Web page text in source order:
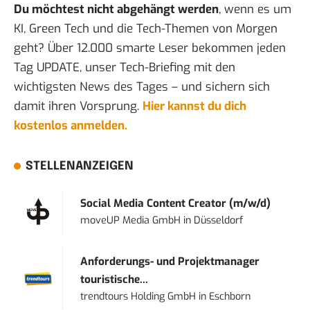
Du möchtest nicht abgehängt werden, wenn es um
KI, Green Tech und die Tech-Themen von Morgen
geht? Über 12.000 smarte Leser bekommen jeden
Tag UPDATE, unser Tech-Briefing mit den
wichtigsten News des Tages – und sichern sich
damit ihren Vorsprung. Hier kannst du dich
kostenlos anmelden.
STELLENANZEIGEN
Social Media Content Creator (m/w/d)
moveUP Media GmbH in Düsseldorf
Anforderungs- und Projektmanager
touristische...
trendtours Holding GmbH in Eschborn